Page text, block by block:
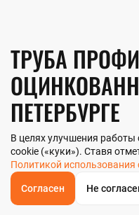
ОБРАТНЫЙ
ТРУБА
ПЕТЕРБУРГЕ
Компания «Стальтека» —
собственным складом и
наличии более 130 видов
металлоизделий —
любых типоразмеров. Мы
оцинкованную как оптом,
Главная
В целях улучшения
cookie («куки»). Ставя
Политикой использования
Согласен Не